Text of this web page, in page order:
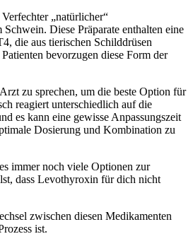
„natürlicher“
Diese Präparate enthalten eine
die aus tierischen Schilddrüsen
bevorzugen diese Form der
zu sprechen, um die beste Option für
reagiert unterschiedlich auf die
es kann eine gewisse Anpassungszeit
Dosierung und Kombination zu
immer noch viele Optionen zur
dass Levothyroxin für dich nicht
zwischen diesen Medikamenten
ist.